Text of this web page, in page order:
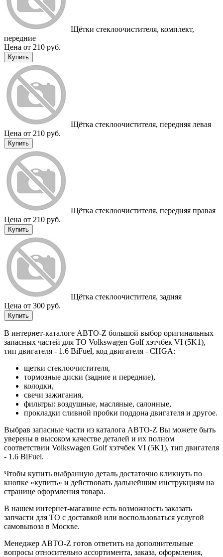
Щётки стеклоочистителя, комплект,
передние
Цена от 210 руб.
Купить
Щётка стеклоочистителя, передняя левая
Цена от 210 руб.
Купить
Щётка стеклоочистителя, передняя правая
Цена от 210 руб.
Купить
Щётка стеклоочистителя, задняя
Цена от 300 руб.
Купить
В интернет-каталоге АВТО-Z большой выбор оригинальных
запасных частей для ТО Volkswagen Golf хэтчбек VI (5K1),
тип двигателя - 1.6 BiFuel, код двигателя - CHGA:
щетки стеклоочистителя,
тормозные диски (задние и передние),
колодки,
свечи зажигания,
фильтры: воздушные, масляные, салонные,
прокладки сливной пробки поддона двигателя и другое.
Выбрав запасные части из каталога АВТО-Z Вы можете быть
уверены в высоком качестве деталей и их полном
соответствии Volkswagen Golf хэтчбек VI (5K1), тип двигателя
- 1.6 BiFuel.
Чтобы купить выбранную деталь достаточно кликнуть по
кнопке «купить» и действовать дальнейшим инструкциям на
странице оформления товара.
В нашем интернет-магазине есть возможность заказать
запчасти для ТО с доставкой или воспользоваться услугой
самовывоза в Москве.
Менеджер АВТО-Z готов ответить на дополнительные
вопросы относительно ассортимента, заказа, оформления,